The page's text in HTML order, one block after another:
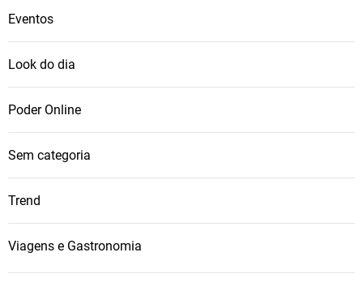
Eventos
Look do dia
Poder Online
Sem categoria
Trend
Viagens e Gastronomia